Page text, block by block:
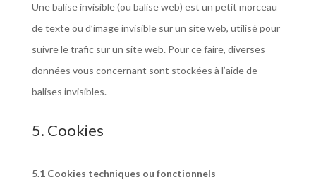
Une balise invisible (ou balise web) est un petit morceau
de texte ou d’image invisible sur un site web, utilisé pour
suivre le trafic sur un site web. Pour ce faire, diverses
données vous concernant sont stockées à l’aide de
balises invisibles.
5. Cookies
5.1 Cookies techniques ou fonctionnels